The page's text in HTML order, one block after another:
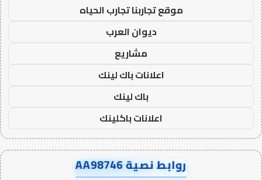
موقع تجاربنا تجارب الحياه
ديوان العرب
مشاريع
اعلانات باك لينك
باك لينك
اعلانات باكلينك
روابط نصية AA98746